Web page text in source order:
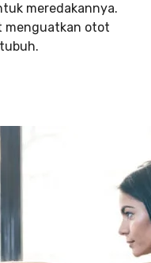
meredakannya.
menguatkan otot